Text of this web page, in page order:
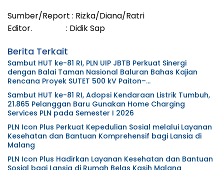
Sumber/Report : Rizka/Diana/Ratri
Editor. : Didik Sap
Berita Terkait
Sambut HUT ke-81 RI, PLN UIP JBTB Perkuat Sinergi
dengan Balai Taman Nasional Baluran Bahas Kajian
Rencana Proyek SUTET 500 kV Paiton–
Watudodol/Kalipuro
Sambut HUT ke-81 RI, Adopsi Kendaraan Listrik Tumbuh,
21.865 Pelanggan Baru Gunakan Home Charging
Services PLN pada Semester I 2026
PLN Icon Plus Perkuat Kepedulian Sosial melalui Layanan
Kesehatan dan Bantuan Komprehensif bagi Lansia di
Malang
PLN Icon Plus Hadirkan Layanan Kesehatan dan Bantuan